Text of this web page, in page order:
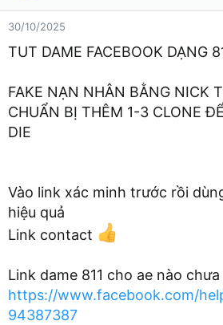
t
e
30/10/2025
TUT DAME FACEBOOK DẠNG
FAKE NẠN NHÂN BẰNG NICK
CHUẨN BỊ THÊM 1-3 CLONE
DIE
Vào link xác minh trước rồi
hiệu quả
Link contact
Link dame 811 cho ae nào
https://www.facebook.com/
94387387